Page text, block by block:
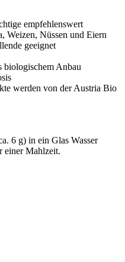
empfehlenswert
Weizen, Nüssen und Eiern
geeignet
biologischem Anbau
werden von der Austria Bio
6 g) in ein Glas Wasser
einer Mahlzeit.